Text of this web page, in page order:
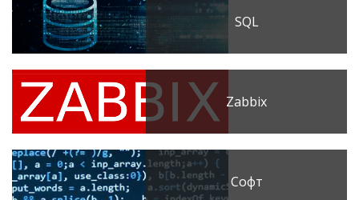
SQL
Zabbix
Софт